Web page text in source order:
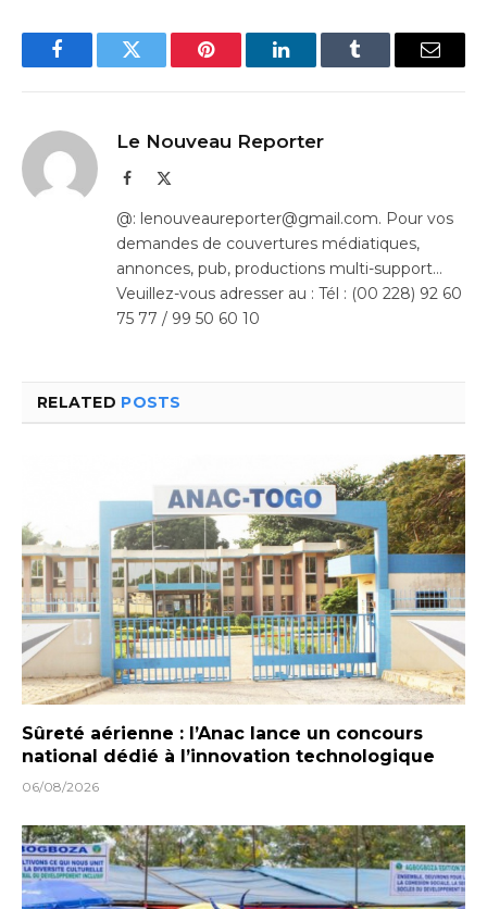
FacebookTwitter Pinterest LinkedInTumblr Email
Le Nouveau Reporter
Facebook
@: lenouveaureporter@gmail.com. Pour vos
demandes de couvertures médiatiques,
annonces, pub, productions multi-support…
Veuillez-vous adresser au : Tél : (00 228) 92 60
75 77 / 99 50 60 10
RELATED POSTS
Sûreté aérienne : l’Anac lance un concours
national dédié à l’innovation technologique
06/08/2026